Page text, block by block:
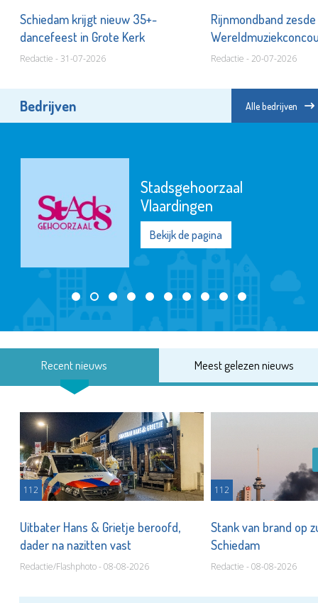
Schiedam krijgt nieuw 35+-
dancefeest in Grote Kerk
Redactie - 31-07-2026
Rijnmondband
Redactie - 20-07-2026
Bedrijven Alle bedrijven
Stadsgehoorzaal
Vlaardingen
Bekijk de pagina
Recent nieuws Meest gelezen nieuws
112
Uitbater Hans & Grietje beroofd,
dader na nazitten vast
Redactie/Flashphoto - 08-08-2026
112
Stank van brand op
Schiedam
Redactie - 08-08-2026